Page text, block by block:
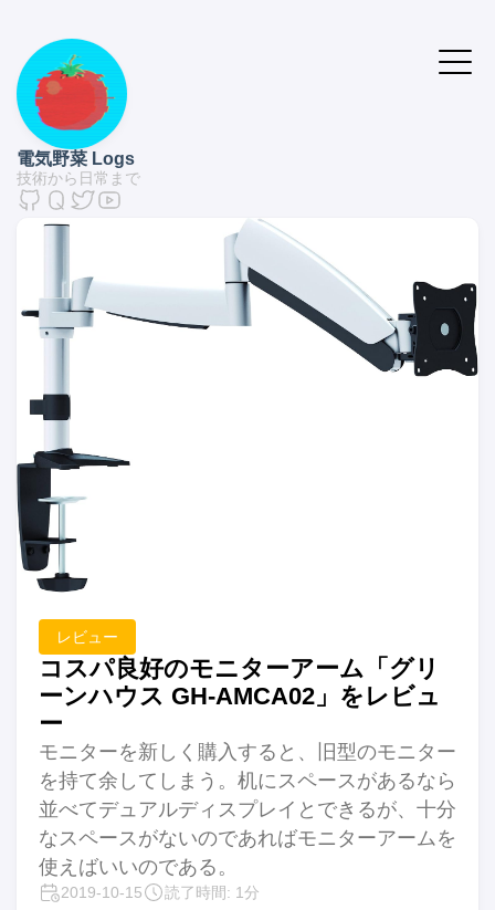
電気野菜 Logs
技術から日常まで
レビュー
コスパ良好のモニターアーム「グリ
ーンハウス GH-AMCA02」をレビュ
ー
モニターを新しく購入すると、旧型のモニター
を持て余してしまう。机にスペースがあるなら
並べてデュアルディスプレイとできるが、十分
なスペースがないのであればモニターアームを
使えばいいのである。
2019-10-15 読了時間: 1分